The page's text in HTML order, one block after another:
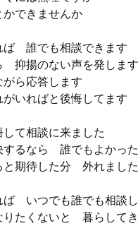
できませんか
ば 誰でも相談できます
抑揚のない声を発します
ら応答します
いればと後悔してます
て相談に来ました
するなら 誰でもよかっ
と期待した分 外れました
ば いつでも誰でも相談
りたくないと 暮らして